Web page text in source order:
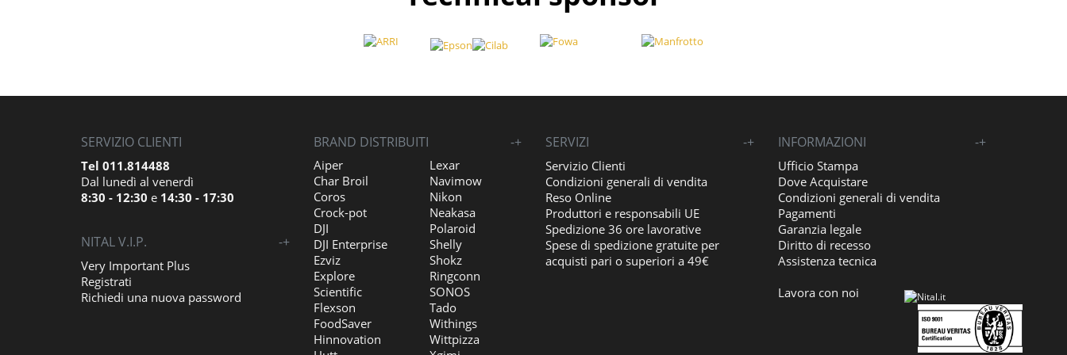
SERVIZIO CLIENTI
Tel 011.814488
Dal lunedì al venerdì
8:30 - 12:30 e 14:30 - 17:30
NITAL V.I.P. +
-
Very Important Plus
Registrati
Richiedi una nuova password
BRAND DISTRIBUITI +
-
Aiper
Char Broil
Coros
Crock-pot
DJI
DJI Enterprise
Ezviz
Explore
Scientific
Flexson
FoodSaver
Hinnovation
Lexar
Navimow
Nikon
Neakasa
Polaroid
Shelly
Shokz
Ringconn
SONOS
Tado
Withings
Wittpizza
SERVIZI +
-
Servizio Clienti
Condizioni generali di vendita
Reso Online
Produttori e responsabili UE
Spedizione 36 ore lavorative
Spese di spedizione gratuite per
acquisti pari o superiori a 49€
INFORMAZIONI +
-
Ufficio Stampa
Dove Acquistare
Condizioni generali di vendita
Pagamenti
Garanzia legale
Diritto di recesso
Assistenza tecnica
Lavora con noi